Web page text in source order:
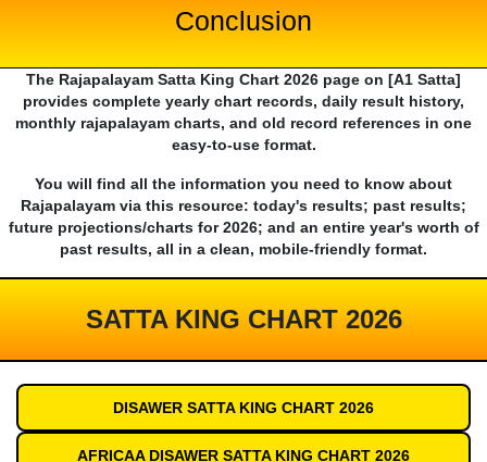
Conclusion
The Rajapalayam Satta King Chart 2026 page on [A1 Satta]
provides complete yearly chart records, daily result history,
monthly rajapalayam charts, and old record references in one
easy-to-use format.
You will find all the information you need to know about
Rajapalayam via this resource: today's results; past results;
future projections/charts for 2026; and an entire year's worth of
past results, all in a clean, mobile-friendly format.
SATTA KING CHART 2026
DISAWER SATTA KING CHART 2026
AFRICAA DISAWER SATTA KING CHART 2026